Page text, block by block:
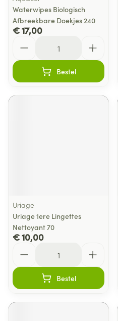
Waterwipes Biologisch
Afbreekbare Doekjes 240
€ 17,00
Bestel
Uriage
Uriage 1ere Lingettes
Nettoyant 70
€ 10,00
Bestel